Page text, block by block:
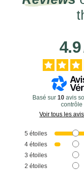
Basé sur10 avis
contrôle
Voir tous les
5 étoiles
4 étoiles
3 étoiles
2 étoiles